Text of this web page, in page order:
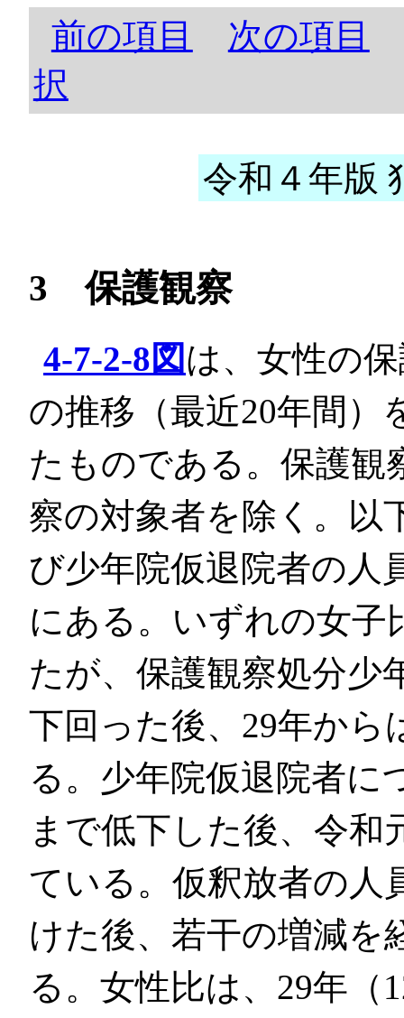
前の項目
次の項目
択
令和４年版
3 保護観察
4-7-2-8図は、女性の
の推移（最近20年間）
たものである。保護観
察の対象者を除く。以
び少年院仮退院者の人
にある。いずれの女子
たが、保護観察処分少
下回った後、29年から
る。少年院仮退院者に
まで低下した後、令和
ている。仮釈放者の人
けた後、若干の増減を
る。女性比は、29年（